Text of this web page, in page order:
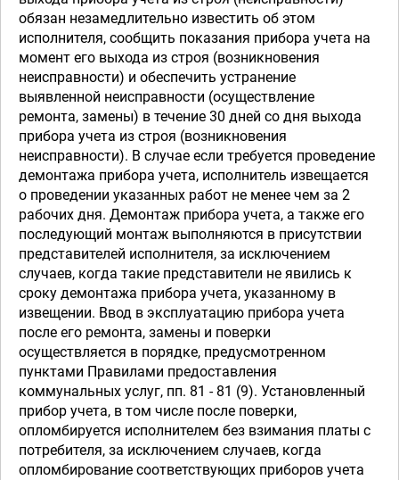
обязан незамедлительно известить об этом
исполнителя, сообщить показания прибора учета на
момент его выхода из строя (возникновения
неисправности) и обеспечить устранение
выявленной неисправности (осуществление
ремонта, замены) в течение 30 дней со дня выхода
прибора учета из строя (возникновения
неисправности). В случае если требуется проведение
демонтажа прибора учета, исполнитель извещается
о проведении указанных работ не менее чем за 2
рабочих дня. Демонтаж прибора учета, а также его
последующий монтаж выполняются в присутствии
представителей исполнителя, за исключением
случаев, когда такие представители не явились к
сроку демонтажа прибора учета, указанному в
извещении. Ввод в эксплуатацию прибора учета
после его ремонта, замены и поверки
осуществляется в порядке, предусмотренном
пунктами Правилами предоставления
коммунальных услуг, пп. 81 - 81 (9). Установленный
прибор учета, в том числе после поверки,
опломбируется исполнителем без взимания платы с
потребителя, за исключением случаев, когда
опломбирование соответствующих приборов учета